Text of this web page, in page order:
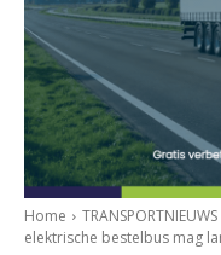
Home TRANSPORTNIEUWS
elektrische bestelbus mag